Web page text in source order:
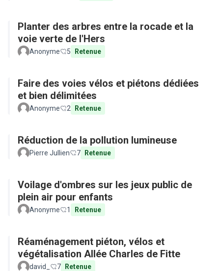
Planter des arbres entre la rocade et la
voie verte de l'Hers
Anonyme 5 Retenue
Faire des voies vélos et piétons dédiées
et bien délimitées
Anonyme 2 Retenue
Réduction de la pollution lumineuse
Pierre Jullien 7 Retenue
Voilage d'ombres sur les jeux public de
plein air pour enfants
Anonyme 1 Retenue
Réaménagement piéton, vélos et
végétalisation Allée Charles de Fitte
david_ 7 Retenue